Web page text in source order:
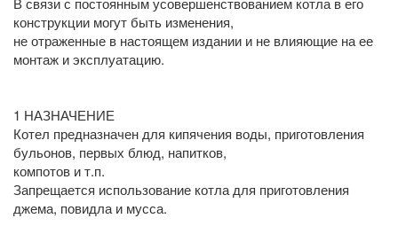
конструкции могут быть изменения,
не отраженные в настоящем издании и не влияющие на ее
монтаж и эксплуатацию.
1 НАЗНАЧЕНИЕ
Котел предназначен для кипячения воды, приготовления
бульонов, первых блюд, напитков,
компотов и т.п.
Запрещается использование котла для приготовления
джема, повидла и мусса.